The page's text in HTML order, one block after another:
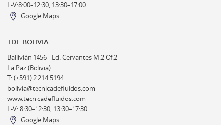
L-V:8:00–12:30, 13:30–17:00
Google Maps
TDF BOLIVIA
Ballivián 1456 - Ed. Cervantes M.2 Of.2
La Paz (Bolivia)
T: (+591) 2 214 5194
bolivia@tecnicadefluidos.com
www.tecnicadefluidos.com
L-V: 8:30–12:30, 13:30–17:30
Google Maps